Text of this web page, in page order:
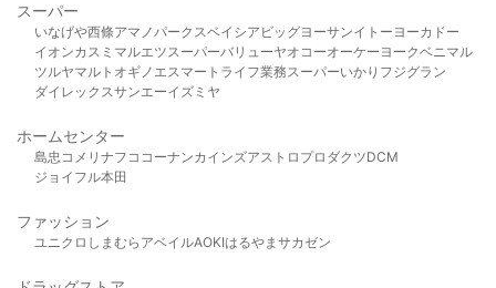
スーパー
いなげや西條アマノパークスベイシア ビッグヨーサンイトーヨーカドー
イオンカスミ マルエツスーパーバリューヤオコーオーケー ヨークベニマル
ツルヤマルト オギノ エスマート ライフ業務スーパーいかり フジグラン
ダイレックスサンエーイズミヤ
ホームセンター
島忠 コメリ ナフコ コーナンカインズアストロプロダクツDCM
ジョイフル本田
ファッション
ユニクロ しまむら アベイルAOKIはるやま サカゼン